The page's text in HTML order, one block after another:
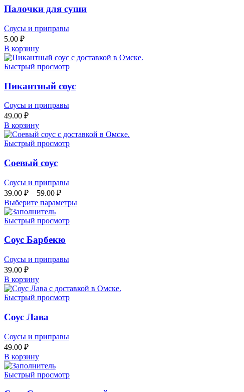
Палочки для суши
Соусы и приправы
5.00 ₽
В корзину
Быстрый просмотр
Пикантный соус
Соусы и приправы
49.00 ₽
В корзину
Быстрый просмотр
Соевый соус
Соусы и приправы
39.00 ₽ – 59.00 ₽
Выберите параметры
Быстрый просмотр
Соус Барбекю
Соусы и приправы
39.00 ₽
В корзину
Быстрый просмотр
Соус Лава
Соусы и приправы
49.00 ₽
В корзину
Быстрый просмотр